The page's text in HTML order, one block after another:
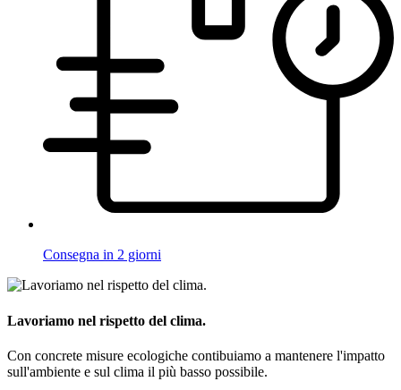
Consegna in 2 giorni
Lavoriamo nel rispetto del clima.
Con concrete misure ecologiche contibuiamo a mantenere l'impatto
sull'ambiente e sul clima il più basso possibile.